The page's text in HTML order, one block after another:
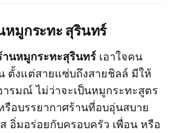
หมูกระทะ สุรินทร์
านหมูกระทะสุรินทร์ เอาใจคน
ตั้งแต่สายแซ่บถึงสายชิลล์ มีให้
ารมณ์ ไม่ว่าจะเป็นหมูกระทะสูตร
รือบรรยากาศร้านที่อบอุ่นสบาย
อิ่มอร่อยกับครอบครัว เพื่อน หรือ